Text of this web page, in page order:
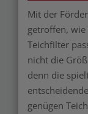
Mit der
getroffen, wie
Teichfilter
nicht die
denn die
genügen